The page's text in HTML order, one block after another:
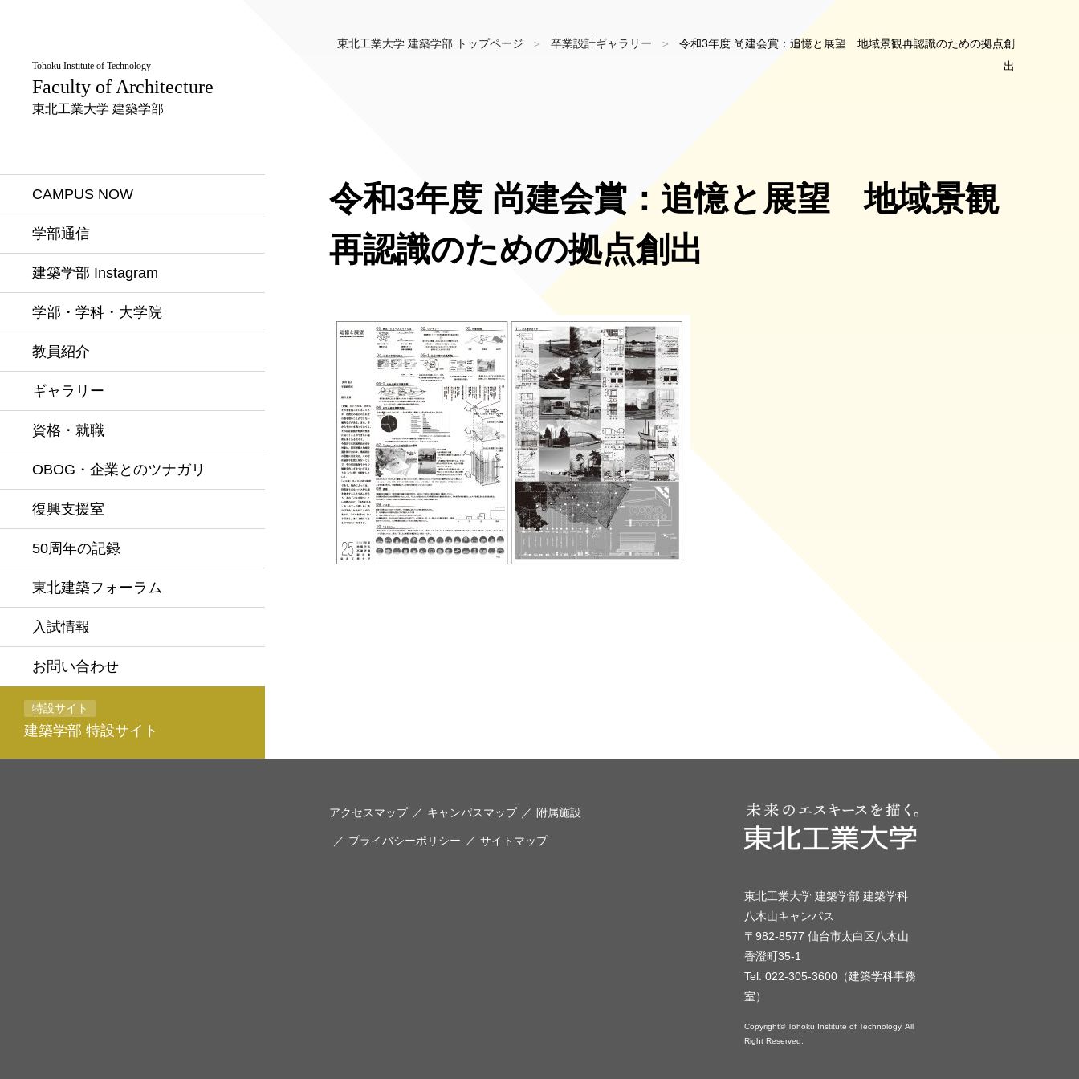
Tohoku Institute of Technology
Faculty of Architecture
東北工業大学 建築学部
CAMPUS NOW
学部通信
建築学部 Instagram
学部・学科・大学院
教員紹介
ギャラリー
資格・就職
OBOG・企業とのツナガリ
復興支援室
50周年の記録
東北建築フォーラム
入試情報
お問い合わせ
特設サイト
建築学部 特設サイト
東北工業大学 建築学部 トップページ 卒業設計ギャラリー
令和3年度 尚建会賞：追憶と展望 地域景観再認識のための拠点創
出
令和3年度 尚建会賞：追憶と展望 地域景観
再認識のための拠点創出
アクセスマップ キャンパスマップ 附属施設
プライバシーポリシー サイトマップ
東北工業大学 建築学部 建築学科
八木山キャンパス
〒982-8577 仙台市太白区八木山
香澄町35-1
Tel: 022-305-3600（建築学科事務
室）
Copyright© Tohoku Institute of Technology. All
Right Reserved.